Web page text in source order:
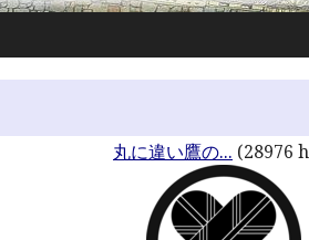
丸に違い鷹の... (28976